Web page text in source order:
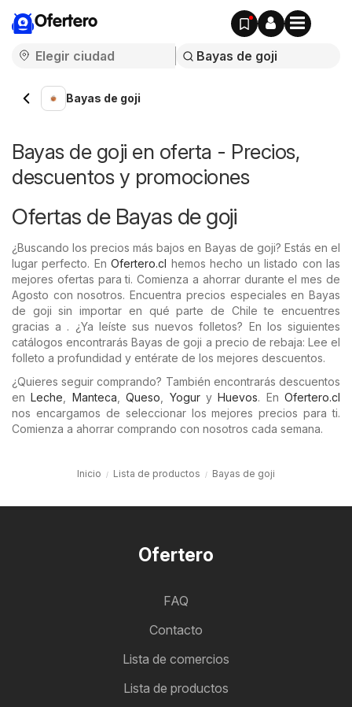
Ofertero
Bayas de goji
Bayas de goji en oferta - Precios,
descuentos y promociones
Ofertas de Bayas de goji
¿Buscando los precios más bajos en Bayas de goji? Estás en el
lugar perfecto. EnOfertero.cl hemos hecho un listado con las
mejores ofertas para ti. Comienza a ahorrar durante el mes de
Agosto con nosotros. Encuentra precios especiales en Bayas
de goji sin importar en qué parte de Chile te encuentres
gracias a . ¿Ya leíste sus nuevos folletos? En los siguientes
catálogos encontrarás Bayas de goji a precio de rebaja: Lee el
folleto a profundidad y entérate de los mejores descuentos.
¿Quieres seguir comprando? También encontrarás descuentos
enLeche Manteca ,Queso YoguryHuevos. En Ofertero.cl
nos encargamos de seleccionar los mejores precios para ti.
Comienza a ahorrar comprando con nosotros cada semana.
Inicio Lista de productos Bayas de goji
Ofertero
FAQ
Contacto
Lista de comercios
Lista de productos